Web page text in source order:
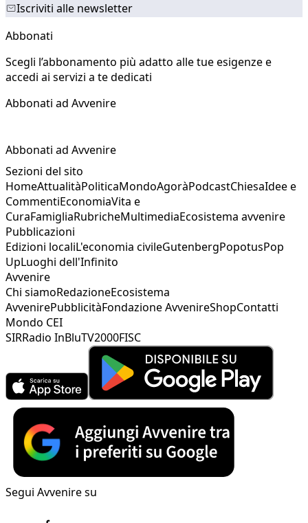
Iscriviti alle newsletter
Abbonati
Scegli l’abbonamento più adatto alle tue esigenze e
accedi ai servizi a te dedicati
Abbonati ad Avvenire
Abbonati ad Avvenire
Sezioni del sito
HomeAttualitàPoliticaMondoAgoràPodcastChiesaIdee e
CommentiEconomiaVita e
CuraFamigliaRubricheMultimediaEcosistema avvenire
Pubblicazioni
Edizioni localiL'economia civileGutenbergPopotusPop
UpLuoghi dell'Infinito
Avvenire
Chi siamoRedazioneEcosistema
AvvenirePubblicitàFondazione AvvenireShopContatti
Mondo CEI
SIRRadio InBluTV2000FISC
Segui Avvenire su